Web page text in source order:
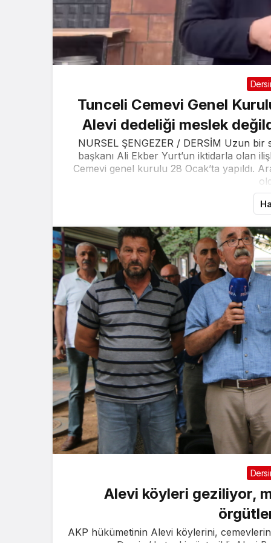
Tunceli Cemevi Genel
Alevi dedeliği meslek
NURSEL ŞENGEZER / DERSİM Uzun
başkanı Ali Ekber Yurt’un iktidarla olan
Cemevi genel kurulu 28 Ocak’ta yapıldı.
Alevi köyleri geziliyor,
AKP hükümetinin Alevi köylerini,